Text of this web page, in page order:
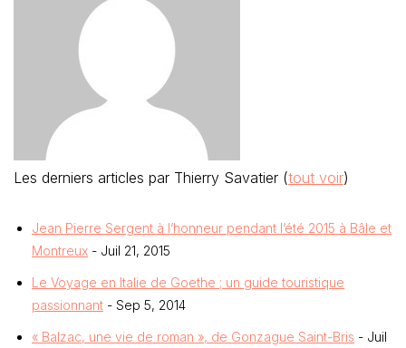
Les derniers articles par Thierry Savatier (tout voir)
Jean Pierre Sergent à l’honneur pendant l’été 2015 à Bâle et
Montreux - Juil 21, 2015
Le Voyage en Italie de Goethe ; un guide touristique
passionnant - Sep 5, 2014
« Balzac, une vie de roman », de Gonzague Saint-Bris - Juil